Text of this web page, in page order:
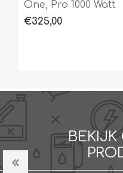
One, Pro 1000 Watt
€325,00
BEKIJK